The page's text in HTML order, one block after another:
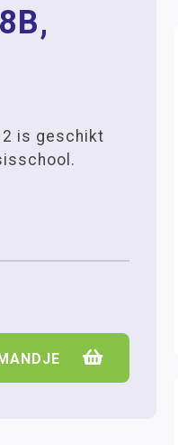
2 is geschikt